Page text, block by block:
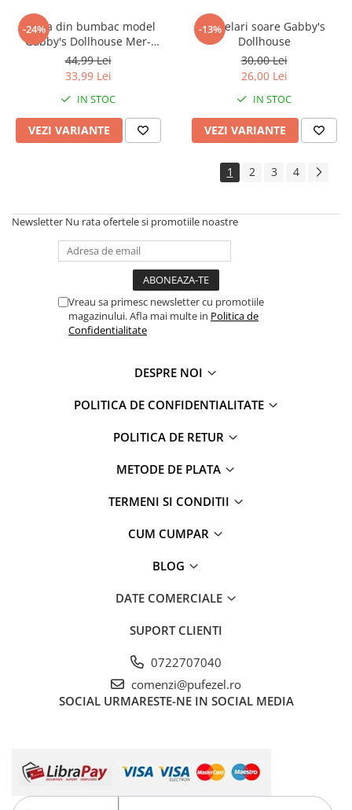
-24%
Sapca din bumbac model
Gabby's Dollhouse Mer-
mazing
44,99 Lei
33,99 Lei
IN STOC
VEZI VARIANTE
-13%
Ochelari soare Gabby's
Dollhouse
30,00 Lei
26,00 Lei
IN STOC
VEZI VARIANTE
1 2 3 4
Newsletter Nu rata ofertele si promotiile noastre
Vreau sa primesc newsletter cu promotiile
magazinului. Afla mai multe in Politica de
Confidentialitate
DESPRE NOI
POLITICA DE CONFIDENTIALITATE
POLITICA DE RETUR
METODE DE PLATA
TERMENI SI CONDITII
CUM CUMPAR
BLOG
DATE COMERCIALE
SUPORT CLIENTI
0722707040
comenzi@pufezel.ro
SOCIAL URMARESTE-NE IN SOCIAL MEDIA